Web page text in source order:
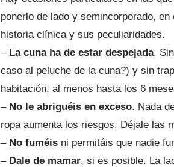
ponerlo de lado y semincorporado,
historia clínica y sus peculiaridades.
– La cuna ha de estar despejada.
caso al peluche de la cuna?) y sin
habitación, al menos hasta los 6
– No le abriguéis en exceso. Nada
ropa aumenta los riesgos. Déjale las
– No fuméis ni permitáis que nadie
– Dale de mamar, si es posible. La